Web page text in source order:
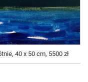
40 x 50 cm, 5500 zł